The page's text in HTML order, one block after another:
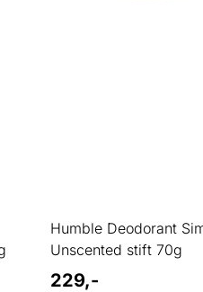
Humble Deodorant
Unscented stift 70g
229,-